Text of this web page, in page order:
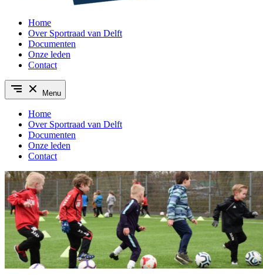
Home
Over Sportraad van Delft
Documenten
Onze leden
Contact
Menu
Home
Over Sportraad van Delft
Documenten
Onze leden
Contact